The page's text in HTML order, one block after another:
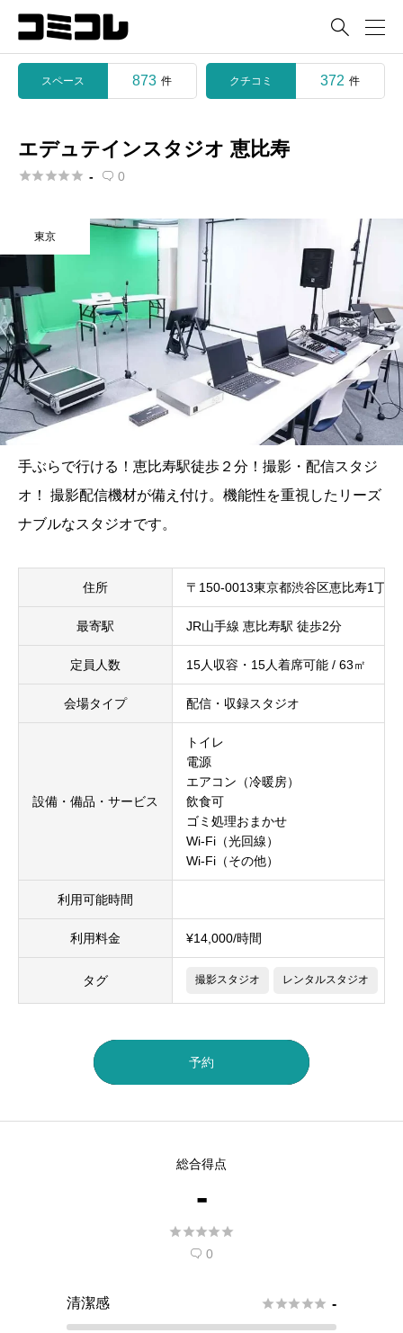

スペース 873 件 クチコミ 372 件
エデュテインスタジオ 恵比寿
 -  0
東京
手ぶらで行ける！恵比寿駅徒歩２分！撮影・配信スタジ
オ！ 撮影配信機材が備え付け。機能性を重視したリーズ
ナブルなスタジオです。
住所 〒150-0013東京都渋谷区恵比寿1丁
最寄駅 JR山手線 恵比寿駅 徒歩2分
定員人数 15人収容・15人着席可能 / 63㎡
会場タイプ 配信・収録スタジオ
設備・備品・サービス
トイレ
電源
エアコン（冷暖房）
飲食可
ゴミ処理おまかせ
Wi-Fi（光回線）
Wi-Fi（その他）
利用可能時間
利用料金 ¥14,000/時間
タグ 撮影スタジオ レンタルスタジオ
予約
総合得点
-

 0
清潔感  -